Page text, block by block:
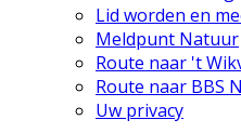
Lid worden en
Meldpunt Natuur
Route naar 't
Route naar BBS
Uw privacy